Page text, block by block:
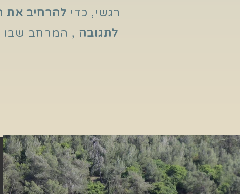
רגשי, כדי להרחיב את
לתגובה , המרחב שבו